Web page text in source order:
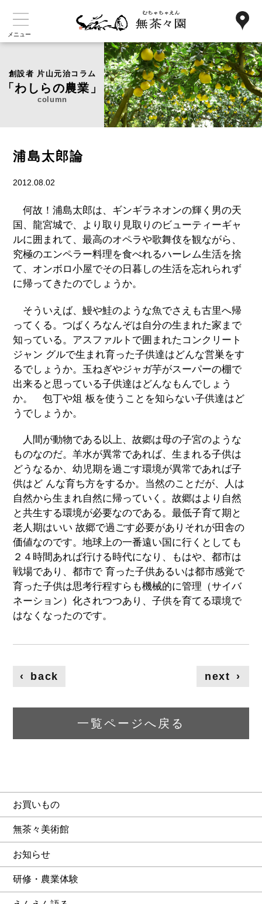
メニュー
創設者 片山元治コラム
「わしらの農業」
column
浦島太郎論
2012.08.02
何故！浦島太郎は、ギンギラネオンの輝く男の天
国、龍宮城で、より取り見取りのビューティーギャ
ルに囲まれて、最高のオペラや歌舞伎を観ながら、
究極のエンペラー料理を食べれるハーレム生活を捨
て、オンボロ小屋でその日暮しの生活を忘れられず
に帰ってきたのでしょうか。
そういえば、鰻や鮭のような魚でさえも古里へ帰
ってくる。つばくろなんぞは自分の生まれた家まで
知っている。アスファルトで囲まれたコンクリート
ジャン グルで生まれ育った子供達はどんな営巣をす
るでしょうか。玉ねぎやジャガ芋がスーパーの棚で
出来ると思っている子供達はどんなもんでしょう
か。 包丁や俎 板を使うことを知らない子供達はど
うでしょうか。
人間が動物である以上、故郷は母の子宮のような
ものなのだ。羊水が異常であれば、生まれる子供は
どうなるか、幼児期を過ごす環境が異常であれば子
供はど んな育ち方をするか。当然のことだが、人は
自然から生まれ自然に帰っていく。故郷はより自然
と共生する環境が必要なのである。最低子育て期と
老人期はいい 故郷で過ごす必要がありそれが田舎の
価値なのです。地球上の一番遠い国に行くとしても
２４時間あれば行ける時代になり、もはや、都市は
戦場であり、都市で 育った子供あるいは都市感覚で
育った子供は思考行程すらも機械的に管理（サイバ
ネーション）化されつつあり、子供を育てる環境で
はなくなったのです。
‹ back next ›
一覧ページへ戻る
お買いもの
無茶々美術館
お知らせ
研修・農業体験